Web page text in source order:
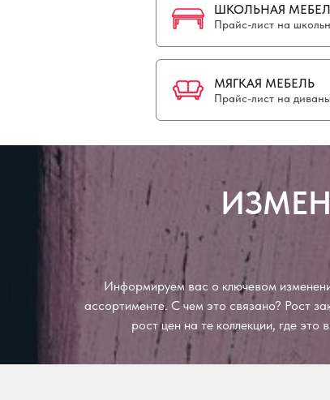
ШКОЛЬНАЯ
Прайс-лист на
МЯГКАЯ МЕБЕЛЬ
Прайс-лист на
Информируем вас о ключевом
ассортименте. С чем это связано? Рост
рост цен на те коллекции, где